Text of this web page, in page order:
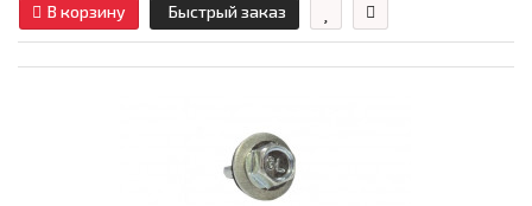
В корзину Быстрый заказ